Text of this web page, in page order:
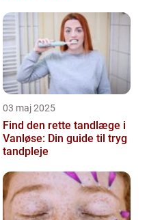
03 maj 2025
Find den rette tandlæge i
Vanløse: Din guide til tryg
tandpleje